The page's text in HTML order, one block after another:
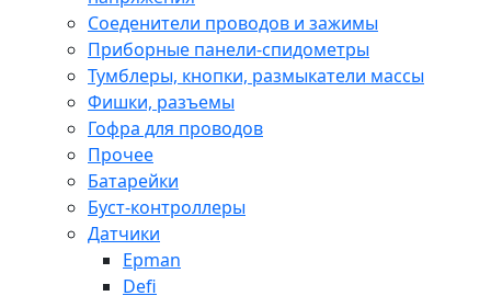
Соеденители проводов и зажимы
Приборные панели-спидометры
Тумблеры, кнопки, размыкатели массы
Фишки, разъемы
Гофра для проводов
Прочее
Батарейки
Буст-контроллеры
Датчики
Epman
Defi